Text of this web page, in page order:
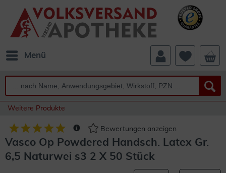
Menü
Weitere Produkte
Bewertungen anzeigen
Vasco Op Powdered Handsch. Latex Gr.
6,5 Naturwei s3 2 X 50 Stück